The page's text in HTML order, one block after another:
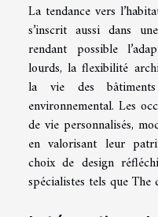
La tendance vers
s’inscrit aussi dans
rendant possible
lourds, la flexibilité
la vie des
environnemental. Les
de vie personnalisés,
en valorisant leur
choix de design
spécialistes tels que